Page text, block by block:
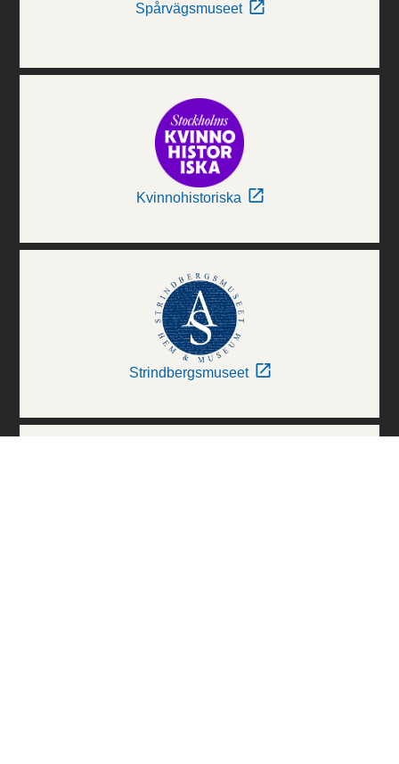
Spårvägsmuseet
Kvinnohistoriska
Strindbergsmuseet